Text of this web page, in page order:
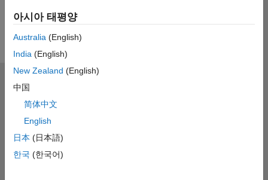
아시아 태평양
Australia (English)
India (English)
New Zealand (English)
中国
简体中文
English
日本 (日本語)
한국 (한국어)
MathWorks
제품 소개